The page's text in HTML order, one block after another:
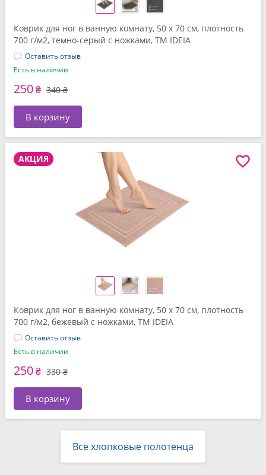
Коврик для ног в ванную комнату, 50 x 70 см, плотность
700 г/м2, темно-серый с ножками, ТМ IDEIA
Оставить отзыв
Есть в наличии
250₴ 340 ₴
В корзину
АКЦИЯ
Коврик для ног в ванную комнату, 50 x 70 см, плотность
700 г/м2, бежевый с ножками, ТМ IDEIA
Оставить отзыв
Есть в наличии
250₴ 330 ₴
В корзину
Все хлопковые полотенца